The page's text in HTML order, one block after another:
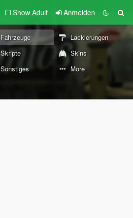
Show Adult Anmelden
Fahrzeuge
Lackierungen
Skripte
Skins
Sonstiges More